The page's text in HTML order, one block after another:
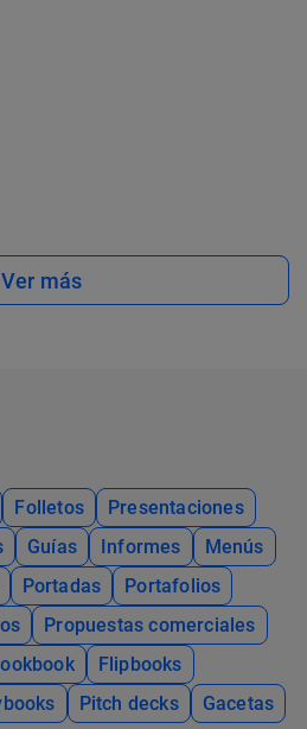
Ver más
Folletos
Presentaciones
Guías Informes
Menús
Portadas
Portafolios
Propuestas comerciales
Flipbooks
Pitch decks
Gacetas